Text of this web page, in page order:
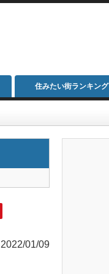
住みたい街ランキング
2022/01/09